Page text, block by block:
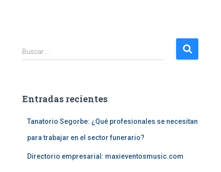
B
u
r
Buscar …
Entradas recientes
Tanatorio Segorbe: ¿Qué profesionales se necesitan
para trabajar en el sector funerario?
Directorio empresarial: maxieventosmusic.com